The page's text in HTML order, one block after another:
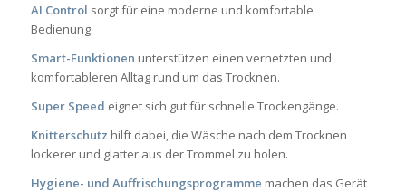
AI Control sorgt für eine moderne und komfortable
Bedienung.
Smart-Funktionen unterstützen einen vernetzten und
komfortableren Alltag rund um das Trocknen.
Super Speed eignet sich gut für schnelle Trockengänge.
Knitterschutz hilft dabei, die Wäsche nach dem Trocknen
lockerer und glatter aus der Trommel zu holen.
Hygiene- und Auffrischungsprogramme machen das Gerät